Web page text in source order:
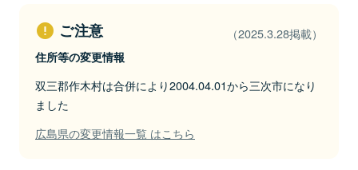
ご注意 （2025.3.28掲載）
住所等の変更情報
双三郡作木村は合併により2004.04.01から三次市になり
ました
広島県の変更情報一覧 はこちら